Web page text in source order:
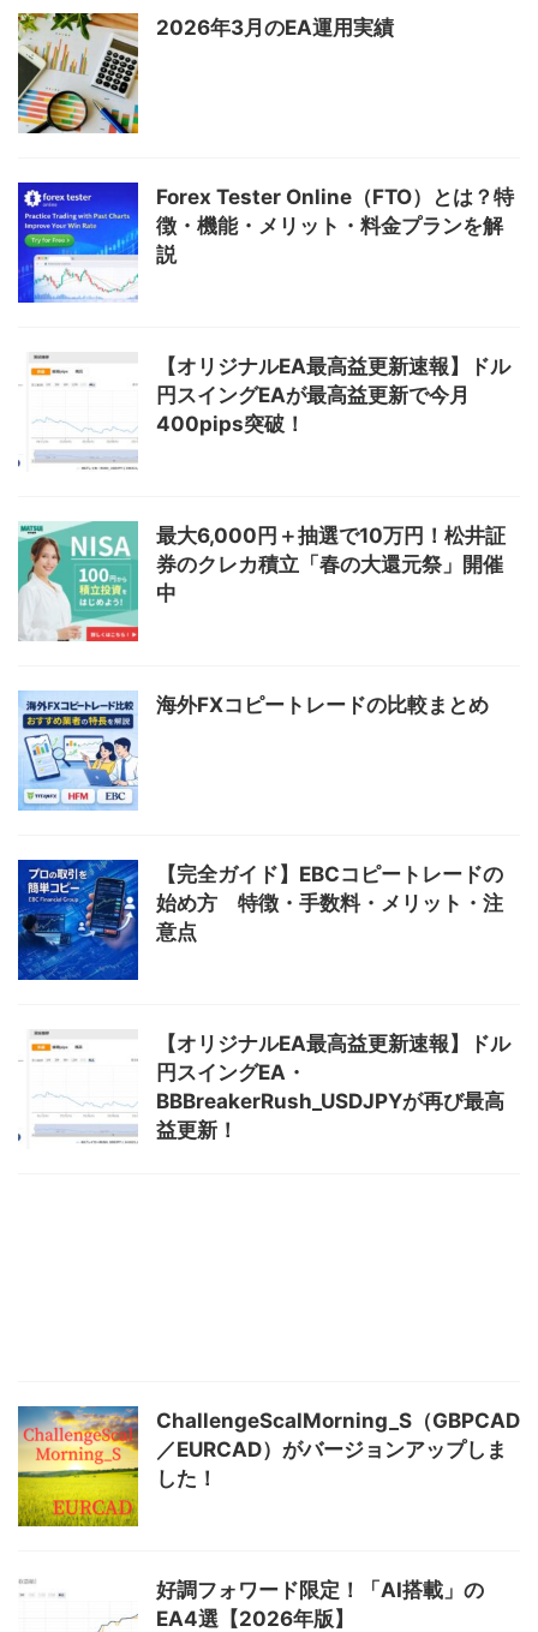
2026年3月のEA運用実績
Forex Tester Online（FTO）とは？特
徴・機能・メリット・料金プランを解
説
【オリジナルEA最高益更新速報】ドル
円スイングEAが最高益更新で今月
400pips突破！
最大6,000円＋抽選で10万円！松井証
券のクレカ積立「春の大還元祭」開催
中
海外FXコピートレードの比較まとめ
【完全ガイド】EBCコピートレードの
始め方 特徴・手数料・メリット・注
意点
【オリジナルEA最高益更新速報】ドル
円スイングEA・
BBBreakerRush_USDJPYが再び最高
益更新！
ChallengeScalMorning_S（GBPCAD
／EURCAD）がバージョンアップしま
した！
好調フォワード限定！「AI搭載」の
EA4選【2026年版】